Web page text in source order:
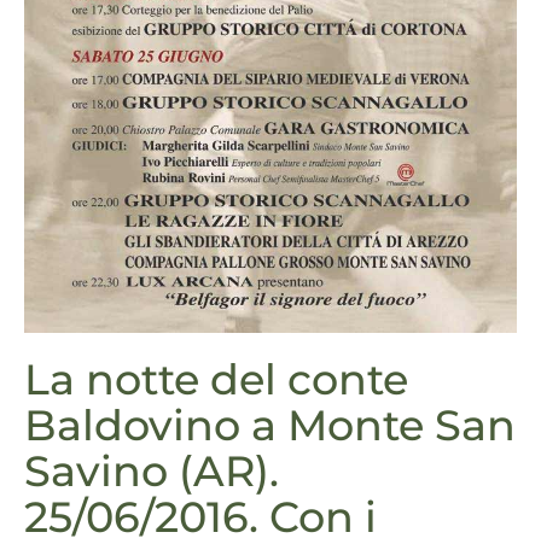
La notte del conte
Baldovino a Monte San
Savino (AR).
25/06/2016. Con i